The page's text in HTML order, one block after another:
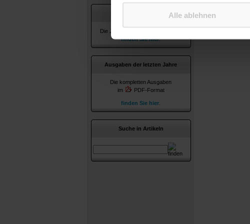
Alle ablehnen
Die Jahresverzeichnisse ab 2010
finden Sie hier.
Ausgaben der letzten Jahre
Die kompletten Ausgaben
im
PDF-Format
finden Sie hier
Suche in Artikeln